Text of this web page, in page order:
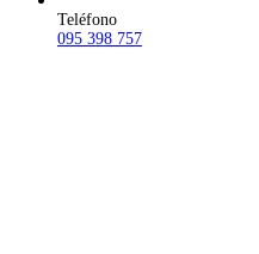
Teléfono
095 398 757